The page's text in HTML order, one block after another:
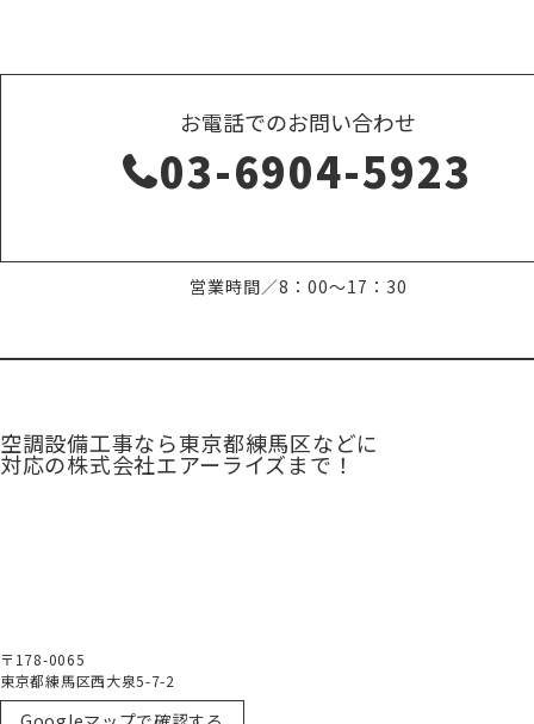
お電話でのお問い合わせ
03-6904-5923
営業時間／8：00～17：30
空調設備工事なら東京都練馬区などに
対応の株式会社エアーライズまで！
〒178-0065
東京都練馬区西大泉5-7-2